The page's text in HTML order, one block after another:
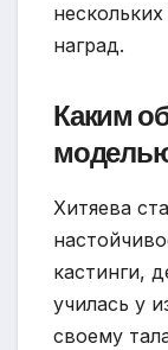
наград.
Каким
Хитяева
кастинги,
училась у
своему